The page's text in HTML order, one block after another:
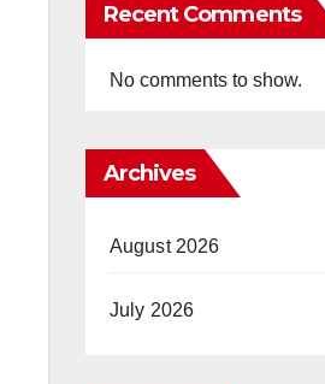
Recent Comments
No comments to show.
Archives
August 2026
July 2026